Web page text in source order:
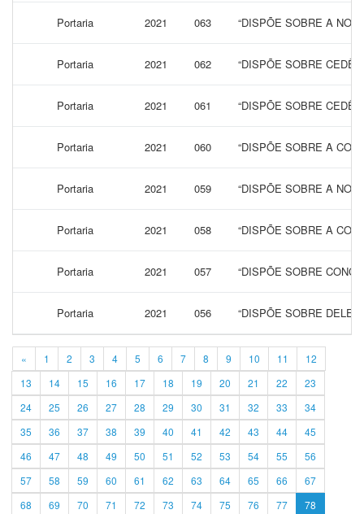
Portaria 2021 063 “DISPÕE SOBRE A
Portaria 2021 062 “DISPÕE SOBRE
Portaria 2021 061 “DISPÕE SOBRE
Portaria 2021 060 “DISPÕE SOBRE A
Portaria 2021 059 “DISPÕE SOBRE A
Portaria 2021 058 “DISPÕE SOBRE A
Portaria 2021 057 “DISPÕE SOBRE
Portaria 2021 056 “DISPÕE SOBRE
« 1 2 3 4 5 6 7 8 9 10 11
12
13
14 15 16 17 18 19 20 21 22
23
24
25 26 27 28 29 30 31 32 33
34
35
36 37 38 39 40 41 42 43 44
45
46
47 48 49 50 51 52 53 54 55
56
57
58 59 60 61 62 63 64 65 66
67
68
69 70 71 72 73 74 75 76 77 78